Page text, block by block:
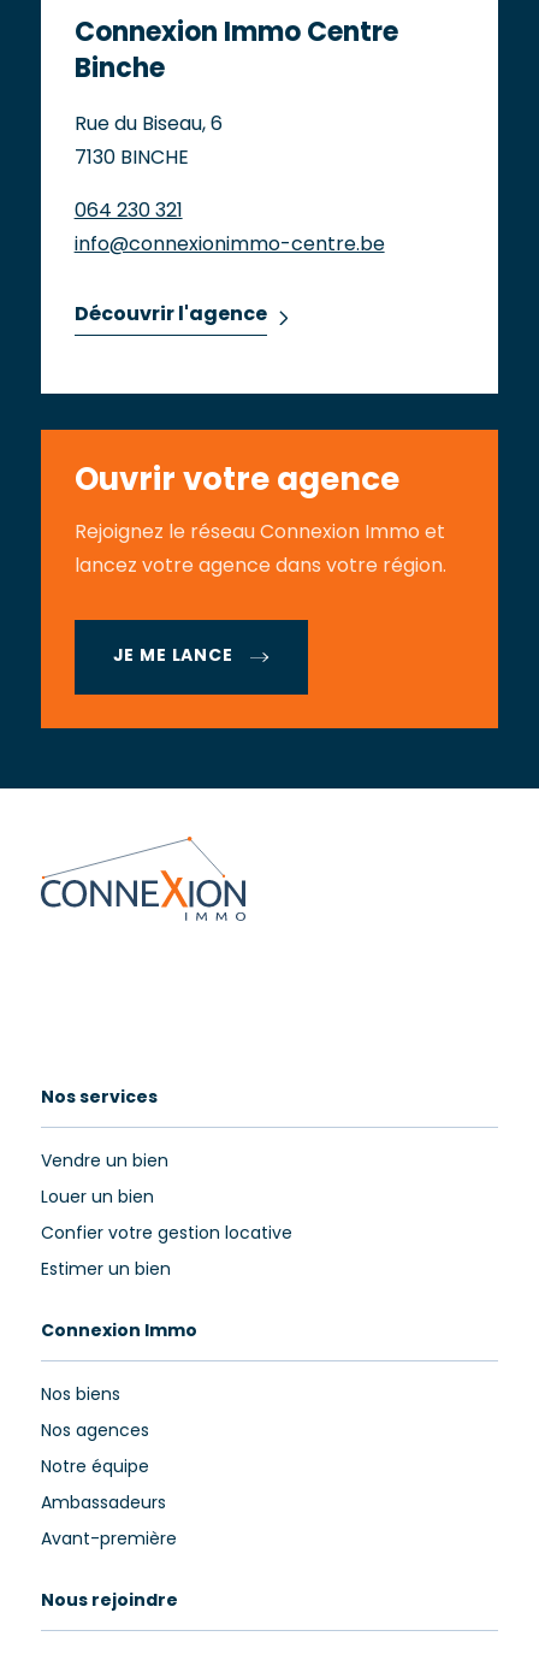
Connexion Immo Centre
Binche
Rue du Biseau, 6
7130 BINCHE
064 230 321
info@connexionimmo-centre.be
Découvrir l'agence
Ouvrir votre agence
Rejoignez le réseau Connexion Immo et
lancez votre agence dans votre région.
JE ME LANCE
Nos services
Vendre un bien
Louer un bien
Confier votre gestion locative
Estimer un bien
Connexion Immo
Nos biens
Nos agences
Notre équipe
Ambassadeurs
Avant-première
Nous rejoindre